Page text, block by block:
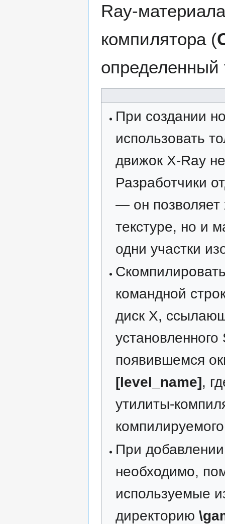
Ray-
компилятора (
определенный
При создании
использовать
движок X-Ray
Разработчики
— он позволяет
текстуре, но и
одни участки
командной
диск X,
появившемся
[level_name],
утилиты-
При
необходимо,
используемые
директорию